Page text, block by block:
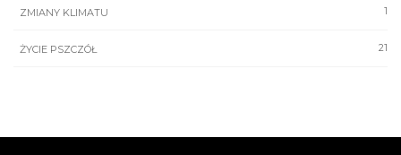
1
ZMIANY KLIMATU
21
ŻYCIE PSZCZÓŁ